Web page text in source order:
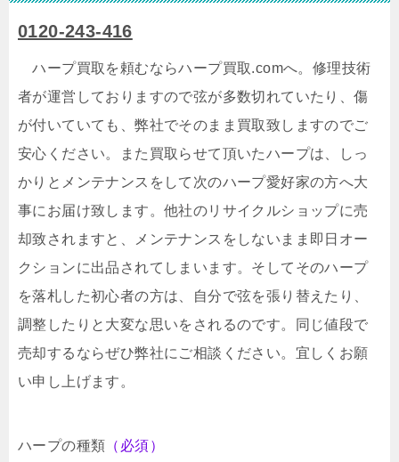
0120-243-416
ハープ買取を頼むならハープ買取.comへ。修理技術
者が運営しておりますので弦が多数切れていたり、傷
が付いていても、弊社でそのまま買取致しますのでご
安心ください。また買取らせて頂いたハープは、しっ
かりとメンテナンスをして次のハープ愛好家の方へ大
事にお届け致します。他社のリサイクルショップに売
却致されますと、メンテナンスをしないまま即日オー
クションに出品されてしまいます。そしてそのハープ
を落札した初心者の方は、自分で弦を張り替えたり、
調整したりと大変な思いをされるのです。同じ値段で
売却するならぜひ弊社にご相談ください。宜しくお願
い申し上げます。
ハープの種類 （必須）